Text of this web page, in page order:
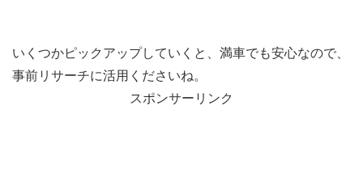
いくつかピックアップしていくと、満車でも安心なので、
事前リサーチに活用くださいね。
スポンサーリンク